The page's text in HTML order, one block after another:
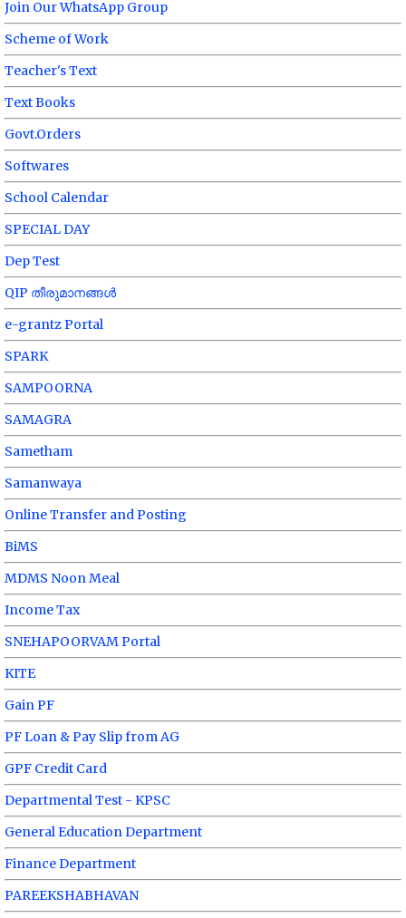
Join Our WhatsApp Group
Scheme of Work
Teacher's Text
Text Books
Govt.Orders
Softwares
School Calendar
SPECIAL DAY
Dep Test
QIP തീരുമാനങ്ങൾ
e-grantz Portal
SPARK
SAMPOORNA
SAMAGRA
Sametham
Samanwaya
Online Transfer and Posting
BiMS
MDMS Noon Meal
Income Tax
SNEHAPOORVAM Portal
KITE
Gain PF
PF Loan & Pay Slip from AG
GPF Credit Card
Departmental Test - KPSC
General Education Department
Finance Department
PAREEKSHABHAVAN